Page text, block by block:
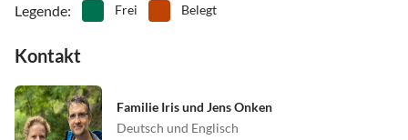
Legende: Frei Belegt
Kontakt
Familie Iris und Jens Onken
Deutsch und Englisch